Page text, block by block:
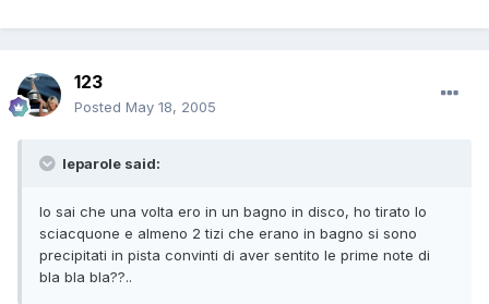
123
Posted May 18, 2005
leparole said:
lo sai che una volta ero in un bagno in disco, ho tirato lo
sciacquone e almeno 2 tizi che erano in bagno si sono
precipitati in pista convinti di aver sentito le prime note di
bla bla bla??..